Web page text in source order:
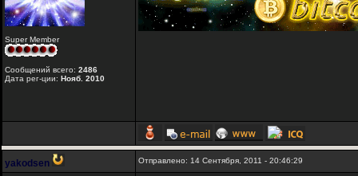
Super Member
Сообщений всего: 2486
Дата рег-ции: Нояб. 2010
yakodsen Отправлено: 14 Сентября, 2011 - 20:46:29